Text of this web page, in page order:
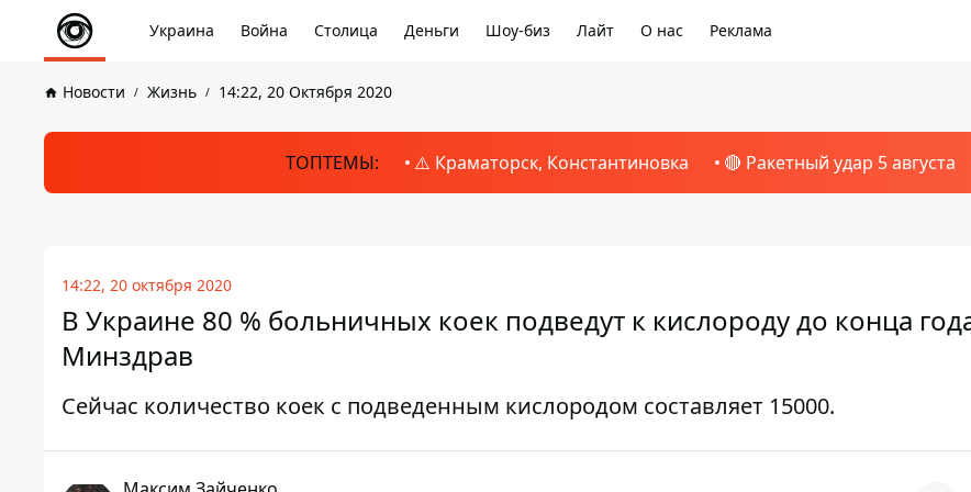
Украина Война Столица Деньги Шоу-биз Лайт О нас Реклама
Новости Жизнь 14:22, 20 Октября 2020
ТОПТЕМЫ: ⚠️ Краматорск, Константиновка 🔴 Ракетный удар 5 августа
14:22, 20 октября 2020
В Украине 80 % больничных коек подведут к кислороду до конца
Минздрав
Сейчас количество коек с подведенным кислородом составляет 15000.